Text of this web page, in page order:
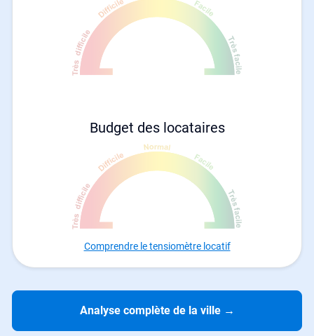
Budget des locataires
Comprendre le tensiomètre locatif
Analyse complète de la ville →